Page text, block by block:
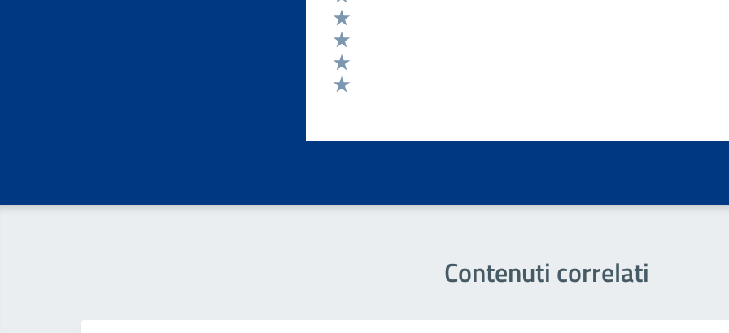
Valuta 5 stelle su 5
Valuta 4 stelle su 5
Valuta 3 stelle su 5
Valuta 2 stelle su 5
Contenuti correlati